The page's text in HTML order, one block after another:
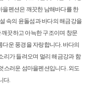
펜션은 깨끗한 남해바다를 한
속의 윤돌섬과 바다의 해금강을
끗하고 아늑한 구조이며 창문
운 풍경을 자랑합니다. 바다의
리가 들려오며 멀리 해금강과 함
스러운 섬마을펜션입니다. 외도
다.